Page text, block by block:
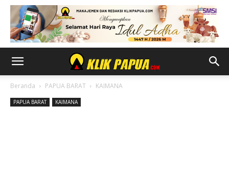
Beranda PAPUA BARAT KAIMANA
PAPUA BARAT KAIMANA